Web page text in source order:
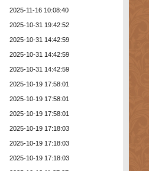
2025-11-16 10:08:40
2025-10-31 19:42:52
2025-10-31 14:42:59
2025-10-31 14:42:59
2025-10-31 14:42:59
2025-10-19 17:58:01
2025-10-19 17:58:01
2025-10-19 17:58:01
2025-10-19 17:18:03
2025-10-19 17:18:03
2025-10-19 17:18:03